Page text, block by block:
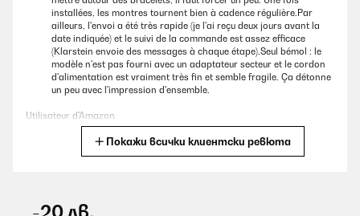
installées, les montres tournent bien à cadence régulière.Par
ailleurs, l'envoi a été très rapide (je l'ai reçu deux jours avant la
date indiquée) et le suivi de la commande est assez efficace
(Klarstein envoie des messages à chaque étape).Seul bémol : le
modèle n'est pas fourni avec un adaptateur secteur et le cordon
d'alimentation est vraiment très fin et semble fragile. Ça détonne
un peu avec l'impression d'ensemble.
Utilisateur d'Amazon
Покажи всички клиентски ревюта
-20 лв.